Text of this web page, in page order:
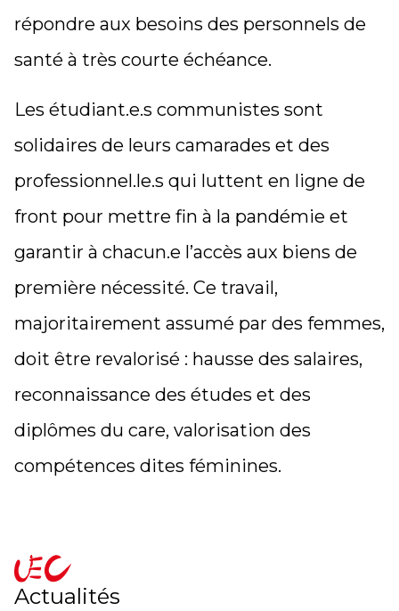
répondre aux besoins des personnels de
santé à très courte échéance.
Les étudiant.e.s communistes sont
solidaires de leurs camarades et des
professionnel.le.s qui luttent en ligne de
front pour mettre fin à la pandémie et
garantir à chacun.e l’accès aux biens de
première nécessité. Ce travail,
majoritairement assumé par des femmes,
doit être revalorisé : hausse des salaires,
reconnaissance des études et des
diplômes du care, valorisation des
compétences dites féminines.
accueil
Actualités